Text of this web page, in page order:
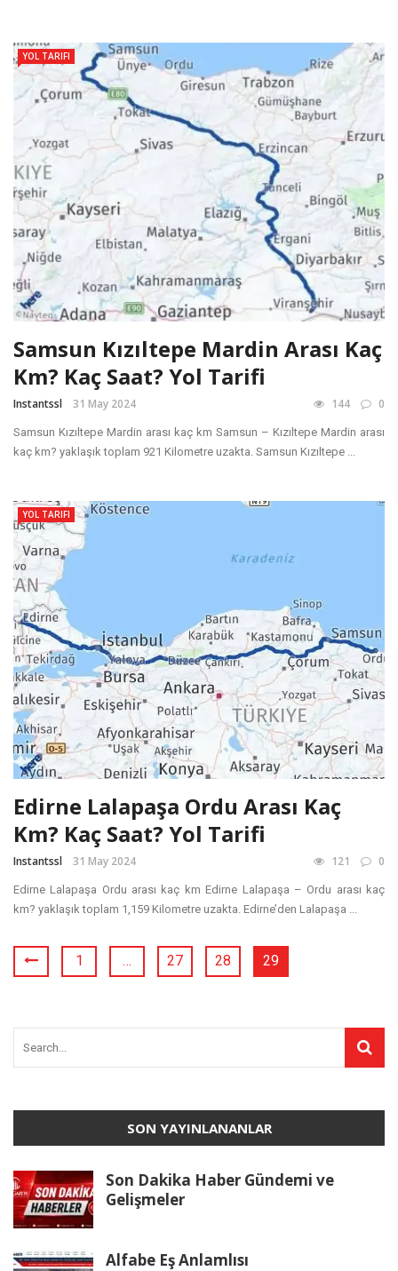
YOL TARIFI
Samsun Kızıltepe Mardin Arası Kaç
Km? Kaç Saat? Yol Tarifi
Instantssl 31 May 2024 144 0
Samsun Kızıltepe Mardin arası kaç km Samsun – Kızıltepe Mardin arası
kaç km? yaklaşık toplam 921 Kilometre uzakta. Samsun Kızıltepe ...
YOL TARIFI
Edirne Lalapaşa Ordu Arası Kaç
Km? Kaç Saat? Yol Tarifi
Instantssl 31 May 2024 121 0
Edirne Lalapaşa Ordu arası kaç km Edirne Lalapaşa – Ordu arası kaç
km? yaklaşık toplam 1,159 Kilometre uzakta. Edirne’den Lalapaşa ...
1 … 27 28 29
SON YAYINLANANLAR
Son Dakika Haber Gündemi ve
Gelişmeler
Alfabe Eş Anlamlısı